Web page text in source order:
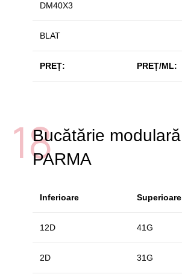
DM40X3
BLAT
PREȚ: PREȚ/ML:
18Bucătărie modulară
PARMA
Inferioare Superioare
12D 41G
2D 31G